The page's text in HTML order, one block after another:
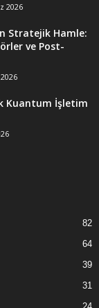
2026
Stratejik Hamle:
ve Post-
Kuantum İşletim
82
64
39
31